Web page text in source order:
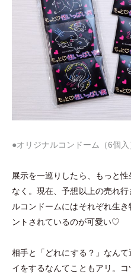
●オリジナルコンドーム （6個入
展示を一巡りしたら、もっと
なく。現在、予想以上の売れ
ルコンドームにはそれぞれ生き
ントされているのが可愛い♡
相手と 「 どれにする？ 」 なん
イをするなんてこともアリ。